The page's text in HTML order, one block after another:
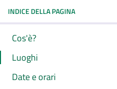
INDICE DELLA PAGINA
Cos'è?
Luoghi
Date e orari